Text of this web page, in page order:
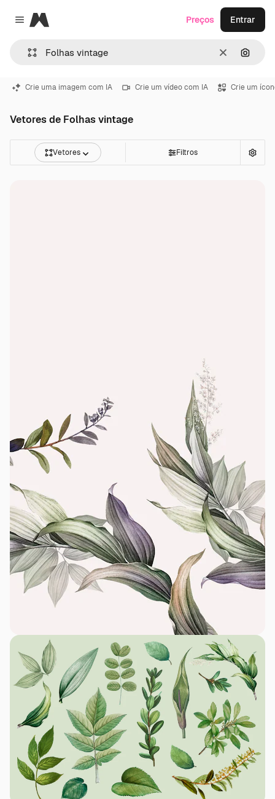
Close menu
Magnific
Limpar
Preços Entrar
Crie uma imagem com IA Crie um vídeo com IA Crie um
Vetores de Folhas vintage
Vetores Filtros